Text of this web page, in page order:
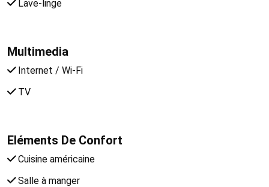
Lave-linge
Multimedia
Internet / Wi-Fi
TV
Eléments De Confort
Cuisine américaine
Salle à manger